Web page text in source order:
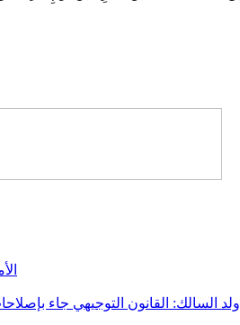
ولد السالك: القانون التوجيهي جاء